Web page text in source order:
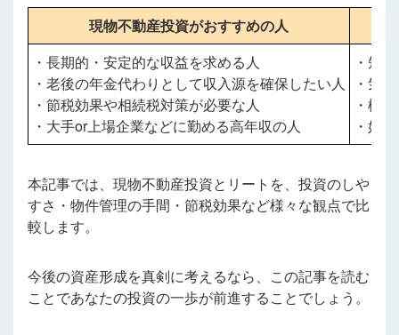
現物不動産投資がおすすめの人
・長期的・安定的な収益を求める人
・老後の年金代わりとして収入源を確保したい人
・節税効果や相続税対策が必要な人
・大手or上場企業などに勤める高年収の人
・短
・気
・様
・好
本記事では、現物不動産投資とリートを、 投資のしや
すさ・物件管理の手間・節税効果など様々な観点で比
較します。
今後の資産形成を真剣に考えるなら、この記事を読む
ことであなたの投資の一歩が前進することでしょう。